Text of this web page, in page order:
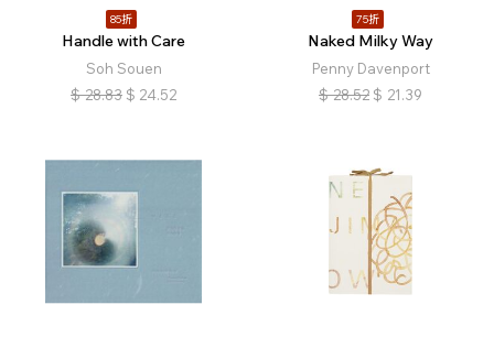
85折
Handle with Care
Soh Souen
$ 28.83 $ 24.52
75折
Naked Milky Way
Penny Davenport
$ 28.52 $ 21.39